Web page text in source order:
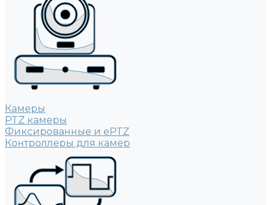
Камеры
PTZ камеры
Фиксированные и ePTZ
Контроллеры для камер